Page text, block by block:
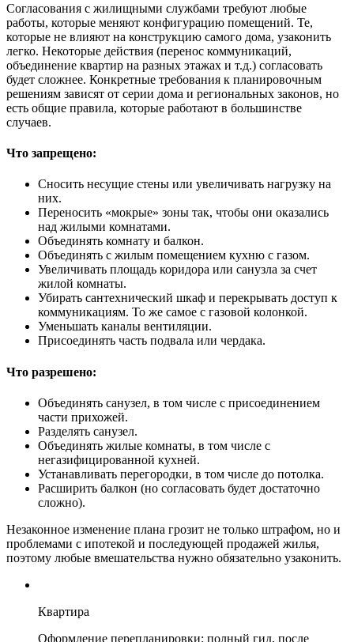
Согласования с жилищными службами требуют любые
работы, которые меняют конфигурацию помещений. Те,
которые не влияют на конструкцию самого дома, узаконить
легко. Некоторые действия (перенос коммуникаций,
объединение квартир на разных этажах и т.д.) согласовать
будет сложнее. Конкретные требования к планировочным
решениям зависят от серии дома и региональных законов, но
есть общие правила, которые работают в большинстве
случаев.
Что запрещено:
Сносить несущие стены или увеличивать нагрузку на
них.
Переносить «мокрые» зоны так, чтобы они оказались
над жилыми комнатами.
Объединять комнату и балкон.
Объединять с жилым помещением кухню с газом.
Увеличивать площадь коридора или санузла за счет
жилой комнаты.
Убирать сантехнический шкаф и перекрывать доступ к
коммуникациям. То же самое с газовой колонкой.
Уменьшать каналы вентиляции.
Присоединять часть подвала или чердака.
Что разрешено:
Объединять санузел, в том числе с присоединением
части прихожей.
Разделять санузел.
Объединять жилые комнаты, в том числе с
негазифицированной кухней.
Устанавливать перегородки, в том числе до потолка.
Расширить балкон (но согласовать будет достаточно
сложно).
Незаконное изменение плана грозит не только штрафом, но и
проблемами с ипотекой и последующей продажей жилья,
поэтому любые вмешательства нужно обязательно узаконить.
Квартира
Оформление перепланировки: полный гид, после